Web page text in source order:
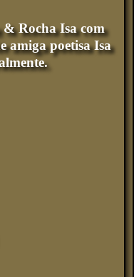
& Rocha Isa com
amiga poetisa Isa